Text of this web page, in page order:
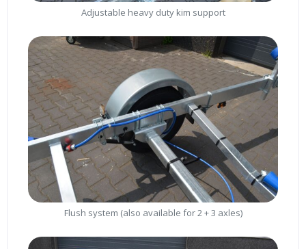
Adjustable heavy duty kim support
Flush system (also available for 2 + 3 axles)